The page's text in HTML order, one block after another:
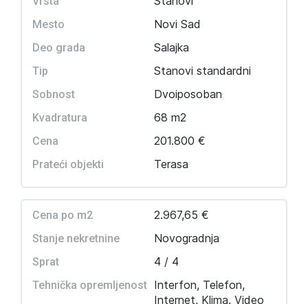
Mesto Novi Sad
Deo grada Salajka
Tip Stanovi standardni
Sobnost Dvoiposoban
Kvadratura 68 m2
Cena 201.800 €
Prateći objekti Terasa
Cena po m2 2.967,65 €
Stanje nekretnine Novogradnja
Sprat 4 / 4
Tehnička opremljenost Interfon, Telefon,
Internet, Klima, Video